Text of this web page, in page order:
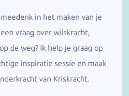
in het maken van je
vraag over wilskracht,
de weg? Ik help je graag op
inspiratie sessie en maak
van Kriskracht.